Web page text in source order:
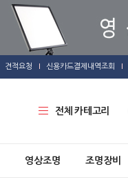
견적요청 신용카드결제내역조회
전체 카테고리
영상조명 조명장비